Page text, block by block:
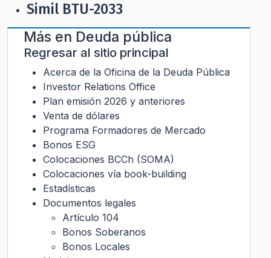
Simil BTU-2033
Más en Deuda pública
Regresar al sitio principal
Acerca de la Oficina de la Deuda Pública
Investor Relations Office
Plan emisión 2026 y anteriores
Venta de dólares
Programa Formadores de Mercado
Bonos ESG
Colocaciones BCCh (SOMA)
Colocaciones vía book-building
Estadísticas
Documentos legales
Artículo 104
Bonos Soberanos
Bonos Locales